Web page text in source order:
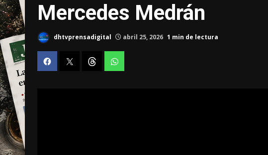
Mercedes Medrán
dhtvprensadigital abril 25, 2026 1 min de lectura